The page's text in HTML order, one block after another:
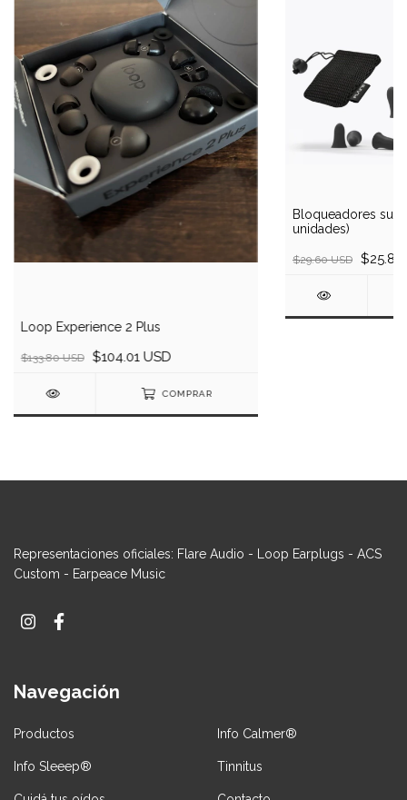
Loop Experience 2 Plus
$133.80 USD $104.01 USD
COMPRAR
Bloqueadores
unidades)
$29.60 USD $25.88
Representaciones oficiales: Flare Audio - Loop Earplugs - ACS
Custom - Earpeace Music
Navegación
Productos Info Calmer®
Info Sleeep® Tinnitus